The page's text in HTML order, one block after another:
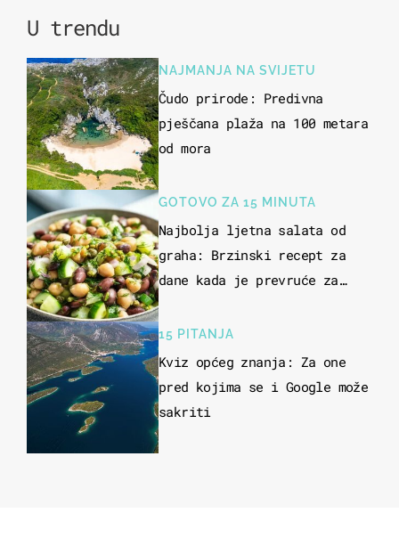
U trendu
NAJMANJA NA SVIJETU
Čudo prirode: Predivna
pješčana plaža na 100 metara
od mora
GOTOVO ZA 15 MINUTA
Najbolja ljetna salata od
graha: Brzinski recept za
dane kada je prevruće za
15 PITANJA
Kviz općeg znanja: Za one
pred kojima se i Google može
sakriti